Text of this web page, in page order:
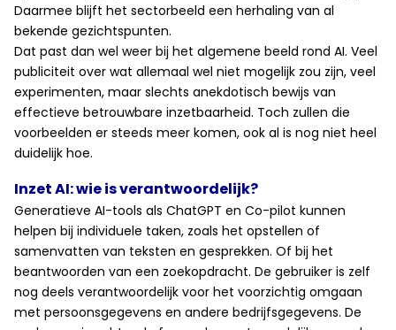
Daarmee blijft het sectorbeeld een herhaling van al
bekende gezichtspunten.
Dat past dan wel weer bij het algemene beeld rond AI. Veel
publiciteit over wat allemaal wel niet mogelijk zou zijn, veel
experimenten, maar slechts anekdotisch bewijs van
effectieve betrouwbare inzetbaarheid. Toch zullen die
voorbeelden er steeds meer komen, ook al is nog niet heel
duidelijk hoe.
Inzet AI: wie is verantwoordelijk?
Generatieve AI-tools als ChatGPT en Co-pilot kunnen
helpen bij individuele taken, zoals het opstellen of
samenvatten van teksten en gesprekken. Of bij het
beantwoorden van een zoekopdracht. De gebruiker is zelf
nog deels verantwoordelijk voor het voorzichtig omgaan
met persoonsgegevens en andere bedrijfsgegevens. De